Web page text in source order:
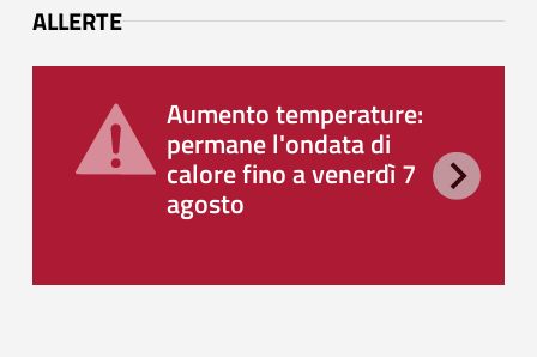
ALLERTE
Aumento temperature:
permane l'ondata di
calore fino a venerdì 7
agosto